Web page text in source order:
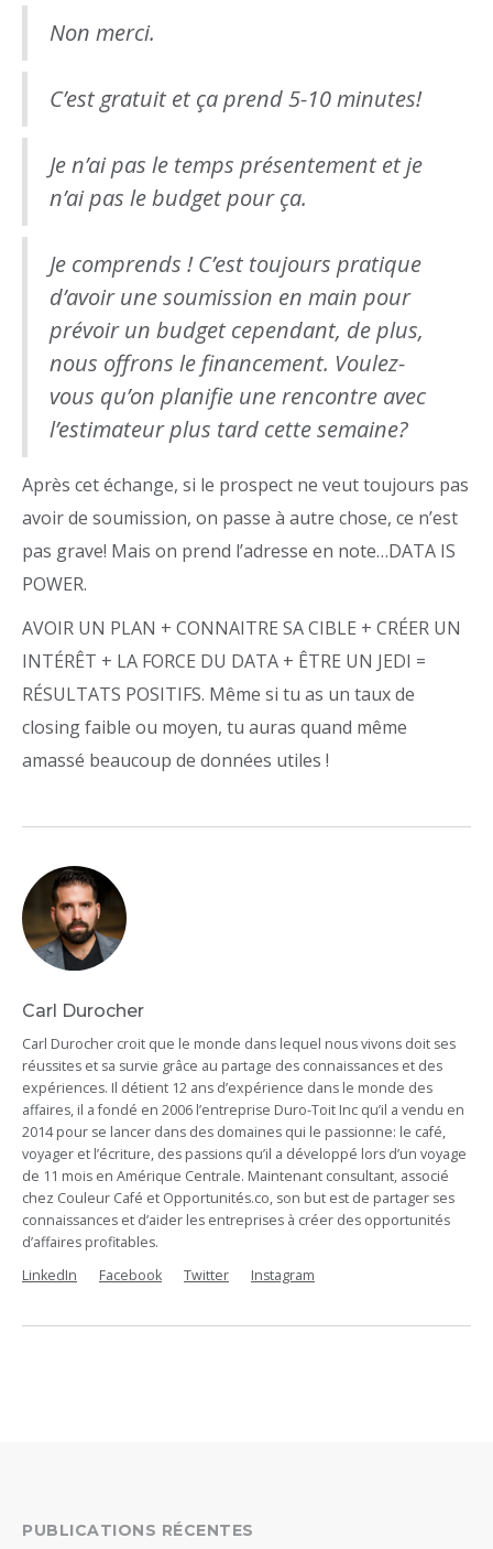
Non merci.
C’est gratuit et ça prend 5-10 minutes!
Je n’ai pas le temps présentement et je
n’ai pas le budget pour ça.
Je comprends ! C’est toujours pratique
d’avoir une soumission en main pour
prévoir un budget cependant, de plus,
nous offrons le financement. Voulez-
vous qu’on planifie une rencontre avec
l’estimateur plus tard cette semaine?
Après cet échange, si le prospect ne veut toujours pas
avoir de soumission, on passe à autre chose, ce n’est
pas grave! Mais on prend l’adresse en note…DATA IS
POWER.
AVOIR UN PLAN + CONNAITRE SA CIBLE + CRÉER UN
INTÉRÊT + LA FORCE DU DATA + ÊTRE UN JEDI =
RÉSULTATS POSITIFS. Même si tu as un taux de
closing faible ou moyen, tu auras quand même
amassé beaucoup de données utiles !
Carl Durocher
Carl Durocher croit que le monde dans lequel nous vivons doit ses
réussites et sa survie grâce au partage des connaissances et des
expériences. Il détient 12 ans d’expérience dans le monde des
affaires, il a fondé en 2006 l’entreprise Duro-Toit Inc qu’il a vendu en
2014 pour se lancer dans des domaines qui le passionne: le café,
voyager et l’écriture, des passions qu’il a développé lors d’un voyage
de 11 mois en Amérique Centrale. Maintenant consultant, associé
chez Couleur Café et Opportunités.co, son but est de partager ses
connaissances et d’aider les entreprises à créer des opportunités
d’affaires profitables.
LinkedIn
Facebook Twitter Instagram
PUBLICATIONS RÉCENTES